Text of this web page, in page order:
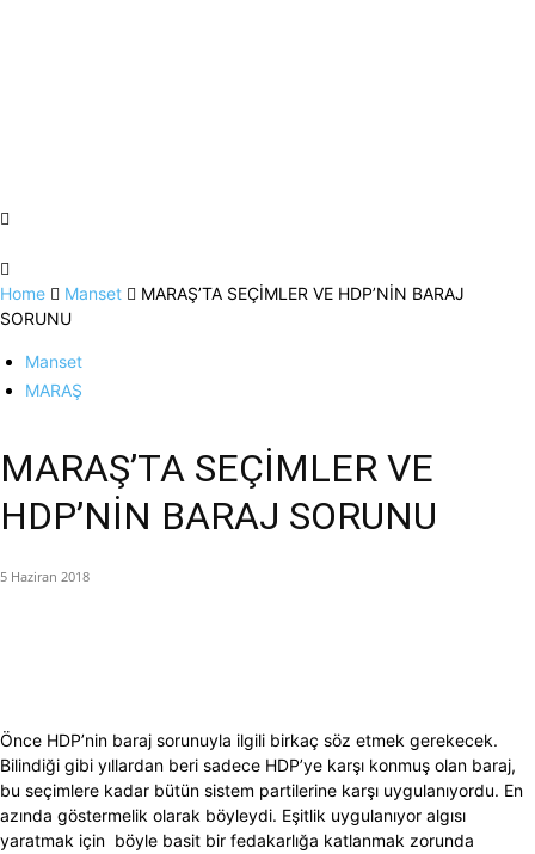
Home Manset
MARAŞ’TA SEÇİMLER VE HDP’NİN BARAJ
SORUNU
Manset
MARAŞ
MARAŞ’TA SEÇİMLER VE
HDP’NİN BARAJ SORUNU
5 Haziran 2018
Önce HDP’nin baraj sorunuyla ilgili birkaç söz etmek gerekecek.
Bilindiği gibi yıllardan beri sadece HDP’ye karşı konmuş olan baraj,
bu seçimlere kadar bütün sistem partilerine karşı uygulanıyordu. En
azında göstermelik olarak böyleydi. Eşitlik uygulanıyor algısı
yaratmak için böyle basit bir fedakarlığa katlanmak zorunda